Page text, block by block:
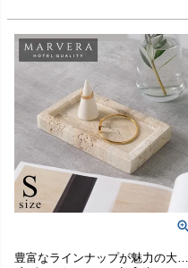
豊富なラインナップが魅力の大理石シリーズ、MARVERA（マーヴェラ）のトラバーチンの小物入れトレイSサイズ